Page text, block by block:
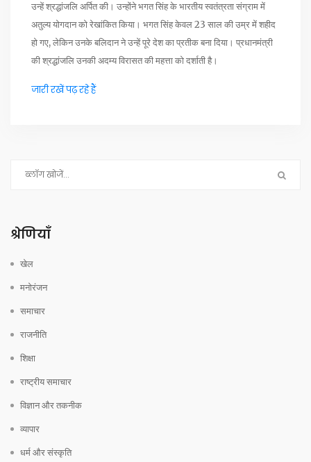
उन्हें श्रद्धांजलि अर्पित की। उन्होंने भगत सिंह के भारतीय स्वतंत्रता संग्राम में
अतुल्य योगदान को रेखांकित किया। भगत सिंह केवल 23 साल की उम्र में शहीद
हो गए, लेकिन उनके बलिदान ने उन्हें पूरे देश का प्रतीक बना दिया। प्रधानमंत्री
की श्रद्धांजलि उनकी अदम्य विरासत की महत्ता को दर्शाती है।
जारी रखें पढ़ रहे हैं
श्रेणियाँ
खेल
मनोरंजन
समाचार
राजनीति
शिक्षा
राष्ट्रीय समाचार
विज्ञान और तकनीक
व्यापार
धर्म और संस्कृति